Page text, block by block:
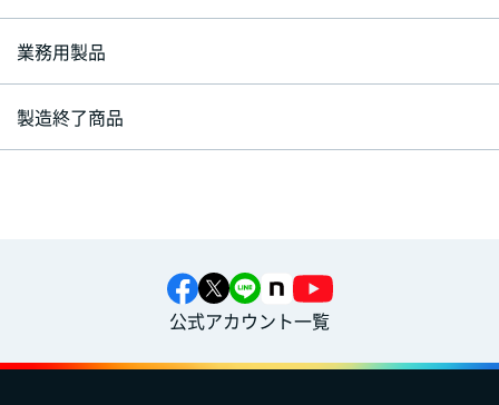
業務用製品
製造終了商品
公式アカウント一覧